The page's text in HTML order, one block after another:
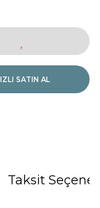
SATIN AL
Taksit